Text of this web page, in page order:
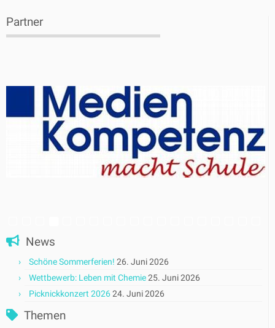
Partner
News
Schöne Sommerferien! 26. Juni 2026
Wettbewerb: Leben mit Chemie25. Juni 2026
Picknickkonzert 202624. Juni 2026
Themen